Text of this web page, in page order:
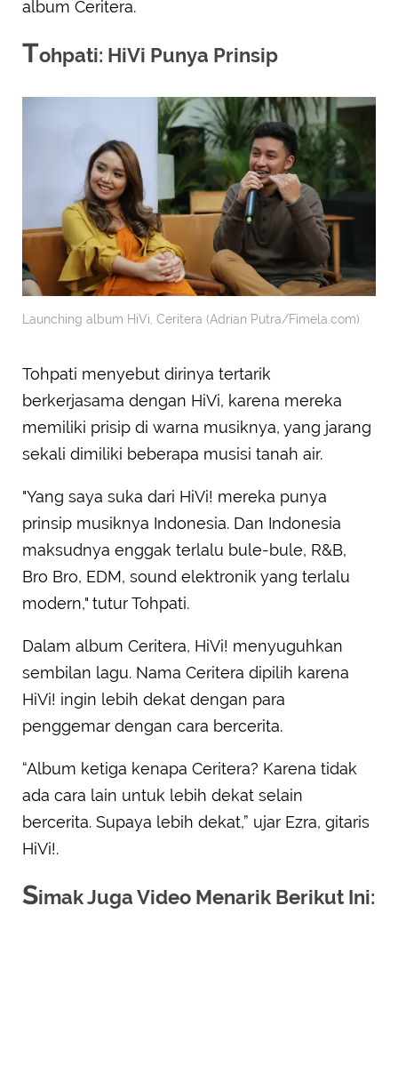
album Ceritera.
Tohpati: HiVi Punya Prinsip
Launching album HiVi, Ceritera (Adrian Putra/Fimela.com)
Tohpati menyebut dirinya tertarik
berkerjasama dengan HiVi, karena mereka
memiliki prisip di warna musiknya, yang jarang
sekali dimiliki beberapa musisi tanah air.
"Yang saya suka dari HiVi! mereka punya
prinsip musiknya Indonesia. Dan Indonesia
maksudnya enggak terlalu bule-bule, R&B,
Bro Bro, EDM, sound elektronik yang terlalu
modern," tutur Tohpati.
Dalam album Ceritera, HiVi! menyuguhkan
sembilan lagu. Nama Ceritera dipilih karena
HiVi! ingin lebih dekat dengan para
penggemar dengan cara bercerita.
“Album ketiga kenapa Ceritera? Karena tidak
ada cara lain untuk lebih dekat selain
bercerita. Supaya lebih dekat,” ujar Ezra, gitaris
HiVi!.
Simak Juga Video Menarik Berikut Ini: